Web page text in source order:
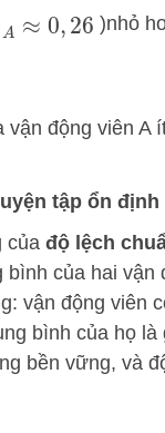
A ≈0 ,26 )nhỏ
động viên A
tập ổn định
của độ lệch
của hai vận
vận động viên
bình của họ
bền vững, và